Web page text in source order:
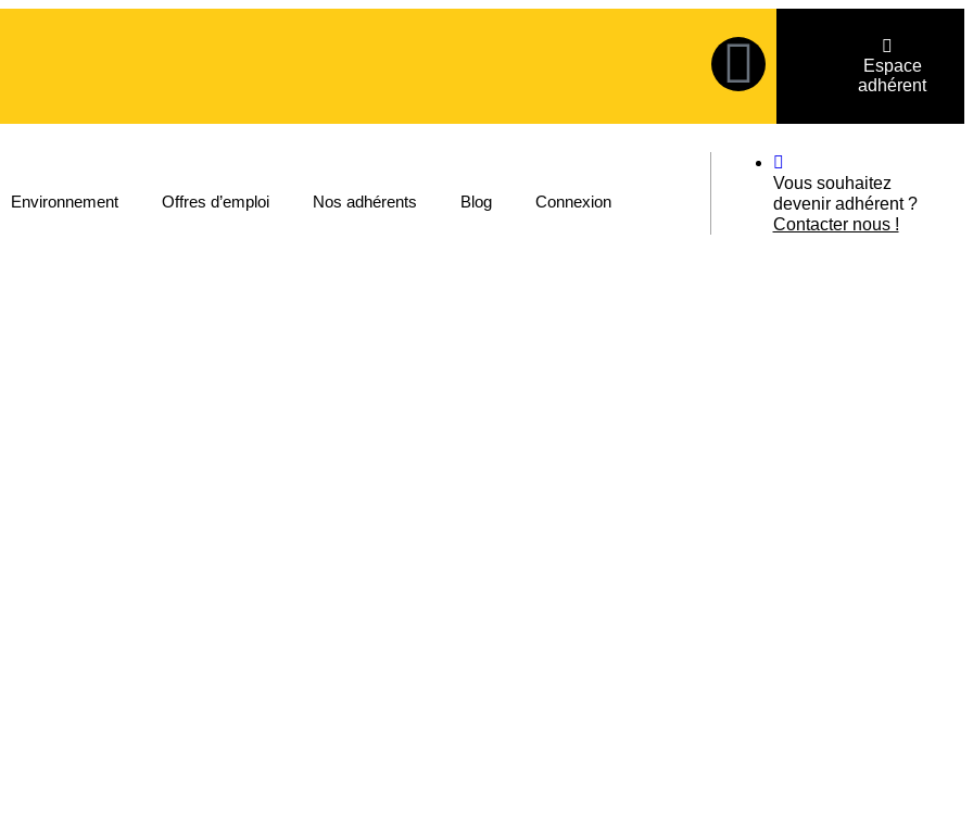
Espace
adhérent
Environnement Offres d’emploi Nos adhérents Blog Connexion
Vous souhaitez
devenir adhérent ?
Contacter nous !